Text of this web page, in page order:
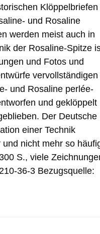
Klöppelbriefen
und Rosaline
werden meist auch in
der Rosaline-Spitze
und Fotos und
vervollständigen
und Rosaline perlée-
und geklöppelt
Der Deutsche
einer Technik
nicht mehr so
S., viele
36-3 Bezugsquelle: